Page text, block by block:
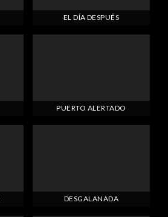
EL DÍA DESPUÉS
PUERTO ALERTADO
DESGALANADA